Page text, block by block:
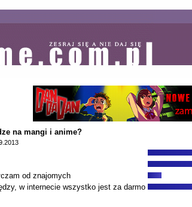
na mangi i anime?
od znajomych
w internecie wszystko jest za darmo